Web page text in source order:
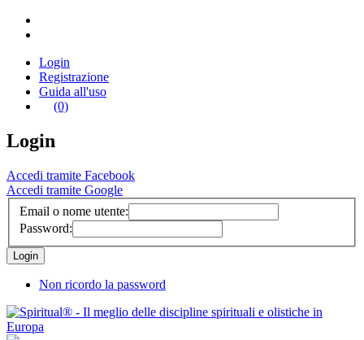
Login
Registrazione
Guida all'uso
(0)
Login
Accedi tramite Facebook
Accedi tramite Google
Email o nome utente:
Password:
Non ricordo la password